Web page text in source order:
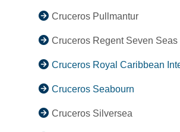
Cruceros Pullmantur
Cruceros Regent Seven Seas
Cruceros Royal Caribbean
Cruceros Seabourn
Cruceros Silversea